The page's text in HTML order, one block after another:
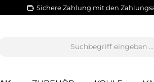
Sichere Zahlung mit den